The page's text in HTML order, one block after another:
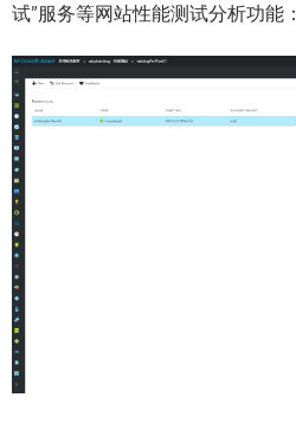
试”服务等网站性能测试分析功能：